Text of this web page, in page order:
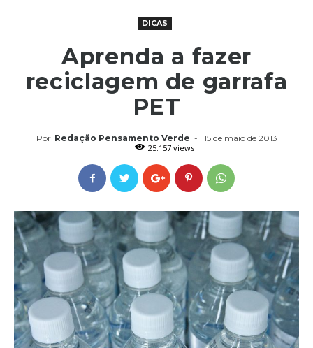
DICAS
Aprenda a fazer
reciclagem de garrafa
PET
Por Redação Pensamento Verde -
15 de maio de 2013
25.157 views